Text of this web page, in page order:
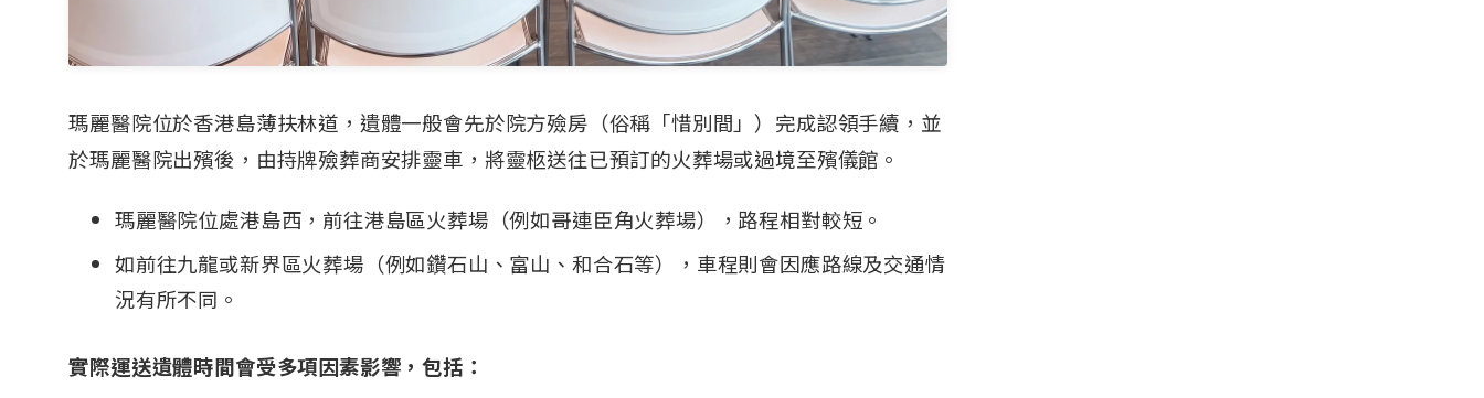
瑪麗醫院位於香港島薄扶林道，遺體一般會先於院方殮房（俗稱「惜別間」）完成認領手續，並
於瑪麗醫院出殯後，由持牌殮葬商安排靈車，將靈柩送往已預訂的火葬場或過境至殯儀館。
瑪麗醫院位處港島西，前往港島區火葬場（例如哥連臣角火葬場），路程相對較短。
如前往九龍或新界區火葬場（例如鑽石山、富山、和合石等），車程則會因應路線及交通情
況有所不同。
實際運送遺體時間會受多項因素影響，包括：